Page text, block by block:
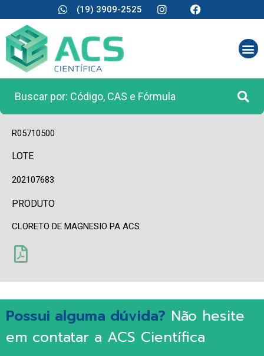
(19) 3909-2525
R05710500
LOTE
202107683
PRODUTO
CLORETO DE MAGNESIO PA ACS
Possui alguma dúvida? Não hesite
em contatar a ACS Científica